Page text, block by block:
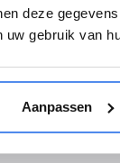
deze
gebruik van
Aanpassen
De Humbaur
en een
en schuifraam.